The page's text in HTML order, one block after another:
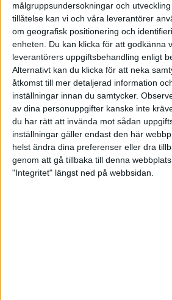
målgruppsundersokningar och utveckling
tillåtelse kan vi och våra leverantörer
om geografisk positionering och
enheten. Du kan klicka för att godkänna
leverantörers uppgiftsbehandling enligt
Alternativt kan du klicka för att neka
åtkomst till mer detaljerad information
inställningar innan du samtycker.
av dina personuppgifter kanske inte
du har rätt att invända mot sådan
inställningar gäller endast den här
helst ändra dina preferenser eller dra
genom att gå tillbaka till denna
"Integritet" längst ned på webbsidan.
Maratonlöparna bäst i Trosa
I år fick Andervang kransen
27 jun 1998
Intresset ökar för Lidingöloppet
26 jun 1998
Värmemara
väntarvärldsmästaraspiranter
24 jun 1998